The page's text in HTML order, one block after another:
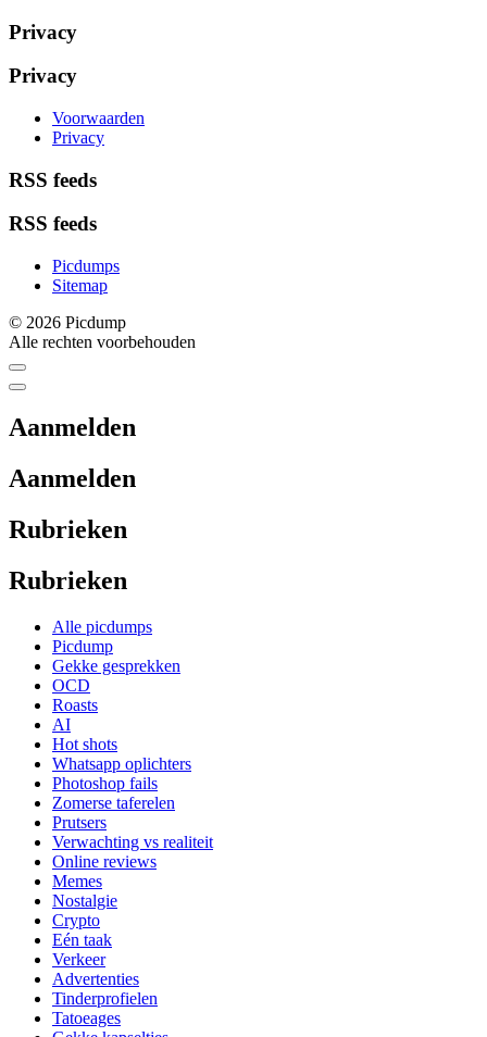
Privacy
Privacy
Voorwaarden
Privacy
RSS feeds
RSS feeds
Picdumps
Sitemap
© 2026 Picdump
Alle rechten voorbehouden
Aanmelden
Aanmelden
Rubrieken
Rubrieken
Alle picdumps
Picdump
Gekke gesprekken
OCD
Roasts
AI
Hot shots
Whatsapp oplichters
Photoshop fails
Zomerse taferelen
Prutsers
Verwachting vs realiteit
Online reviews
Memes
Nostalgie
Crypto
Eén taak
Verkeer
Advertenties
Tinderprofielen
Tatoeages